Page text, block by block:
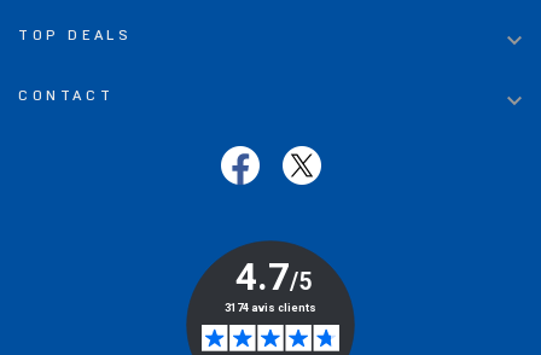
TOP DEALS 
CONTACT 